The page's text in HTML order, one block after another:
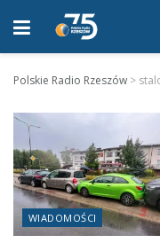
Polskie Radio Rzeszów >
WIADOMOŚCI